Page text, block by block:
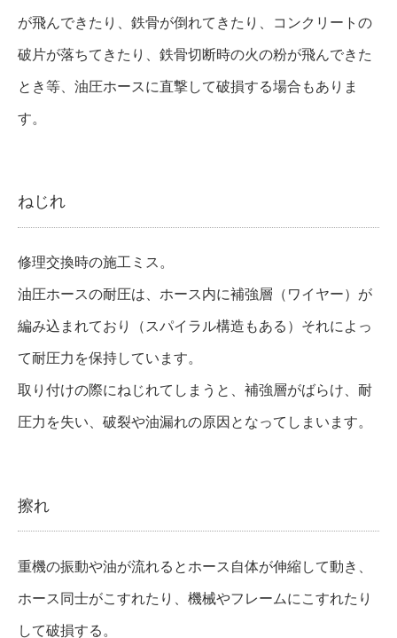
が飛んできたり、鉄骨が倒れてきたり、コンクリートの
破片が落ちてきたり、鉄骨切断時の火の粉が飛んできた
とき等、油圧ホースに直撃して破損する場合もありま
す。
ねじれ
修理交換時の施工ミス。
油圧ホースの耐圧は、ホース内に補強層（ワイヤー）が
編み込まれており（スパイラル構造もある）それによっ
て耐圧力を保持しています。
取り付けの際にねじれてしまうと、補強層がばらけ、耐
圧力を失い、破裂や油漏れの原因となってしまいます。
擦れ
重機の振動や油が流れるとホース自体が伸縮して動き、
ホース同士がこすれたり、機械やフレームにこすれたり
して破損する。